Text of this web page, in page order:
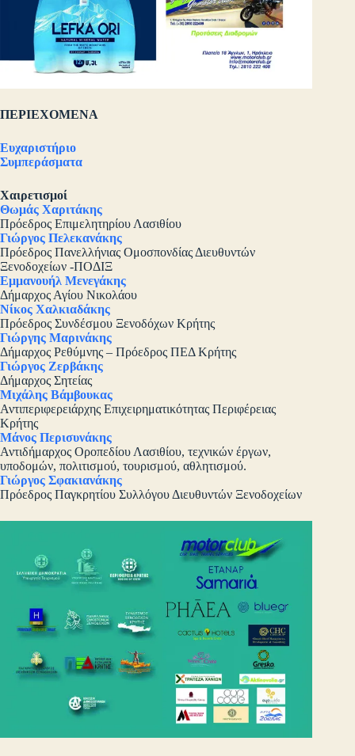
ΠΕΡΙΕΧΟΜΕΝΑ
Ευχαριστήριο
Συμπεράσματα
Χαιρετισμοί
Θωμάς Χαριτάκης
Πρόεδρος Επιμελητηρίου Λασιθίου
Γιώργος Πελεκανάκης
Πρόεδρος Πανελλήνιας Ομοσπονδίας Διευθυντών
Ξενοδοχείων -ΠΟΔΙΞ
Εμμανουήλ Μενεγάκης
Δήμαρχος Αγίου Νικολάου
Νίκος Χαλκιαδάκης
Πρόεδρος Συνδέσμου Ξενοδόχων Κρήτης
Γιώργης Μαρινάκης
Δήμαρχος Ρεθύμνης – Πρόεδρος ΠΕΔ Κρήτης
Γιώργος Ζερβάκης
Δήμαρχος Σητείας
Μιχάλης Βάμβουκας
Αντιπεριφερειάρχης Επιχειρηματικότητας Περιφέρειας
Κρήτης
Μάνος Περισυνάκης
Αντιδήμαρχος Οροπεδίου Λασιθίου, τεχνικών έργων,
υποδομών, πολιτισμού, τουρισμού, αθλητισμού.
Γιώργος Σφακιανάκης
Πρόεδρος Παγκρητίου Συλλόγου Διευθυντών Ξενοδοχείων